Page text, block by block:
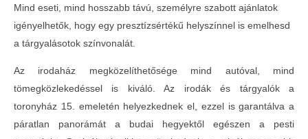
Mind eseti, mind hosszabb távú, személyre szabott ajánlatok
igényelhetők, hogy egy presztízsértékű helyszínnel is emelhesd
a tárgyalásotok színvonalát.
Az irodaház megközelíthetősége mind autóval, mind
tömegközlekedéssel is kiváló. Az irodák és tárgyalók a
toronyház 15. emeletén helyezkednek el, ezzel is garantálva a
páratlan panorámát a budai hegyektől egészen a pesti